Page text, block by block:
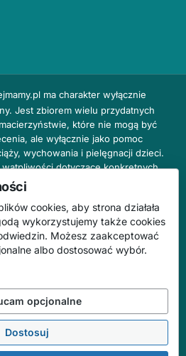
ma charakter wyłącznie
Jest zbiorem wielu przydatnych
które nie mogą być
ale wyłącznie jako pomoc
wychowania i pielęgnacji dzieci.
wątpliwości dotyczące konkretnych
konsultować z prowadzącym
innym stosownym specjalistą w danej
nie odpowiada za treść reklam,
konsekwencji prawnych ani
mogące wyniknąć na skutek
bez wcześniejszej konsultacji
mogą występować wpisy
reklamowym.
Wszelkie prawa zastrzeżone.
cookies, aby strona działała
wykorzystujemy także cookies
Możesz zaakceptować
albo dostosować wybór.
opcjonalne
Dostosuj